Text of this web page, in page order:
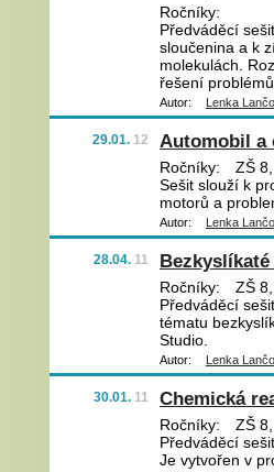
Ročníky:
Předváděcí
sloučenina a k
molekulách.
řešení
Autor: Lenka
29.01. 12 Automobil a
Ročníky:
ZŠ 8,
Sešit slouží k
motorů a
Autor: Lenka
28.04. 11
Ročníky:
ZŠ
Předváděcí
tématu
Studio.
Autor: Lenka
30.01. 11 Chemická
Ročníky:
ZŠ 8,
Předváděcí
Je vytvořen v